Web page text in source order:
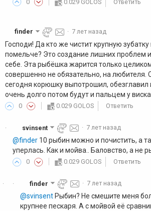
0 0.029 GOLOS Ответить
finder · 7 лет назад
Господи! Да кто же чистит крупную
помельче? Это создание лишних проблем
себе. Эта рыбёшка жарится только
совершенно не обязательно, на любителя.
сегодня корюшку выпотрошил,
очень долго потом будут и пальцем у виска
0 0.029 GOLOS Ответить
· svinsent · 7 лет назад
@finder 10 рыбин можно и почистить, а
уперлась. Как и мойва.. Баловство, а не
0 0.029 GOLOS Ответить
·
· finder · 7 лет назад
@svinsent Рыбин? Не смешите меня
крупнее пескаря. А с мойвой её